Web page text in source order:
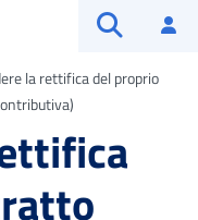
la rettifica del proprio